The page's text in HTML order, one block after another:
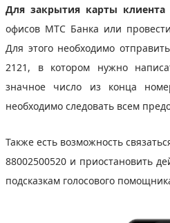
Для закрытия карты клиента
офисов МТС Банка или
Для этого необходимо
2121, в котором нужно
значное число из конца
необходимо следовать всем
Также есть возможность
88002500520 и приостановить
подсказкам голосового